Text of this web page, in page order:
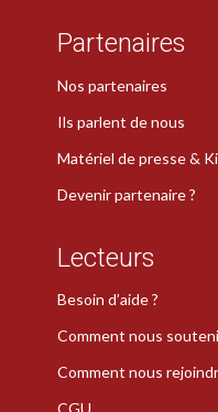
Partenaires
Nos partenaires
Ils parlent de nous
Matériel de presse &
Devenir partenaire ?
Lecteurs
Besoin d’aide ?
Comment nous
Comment nous